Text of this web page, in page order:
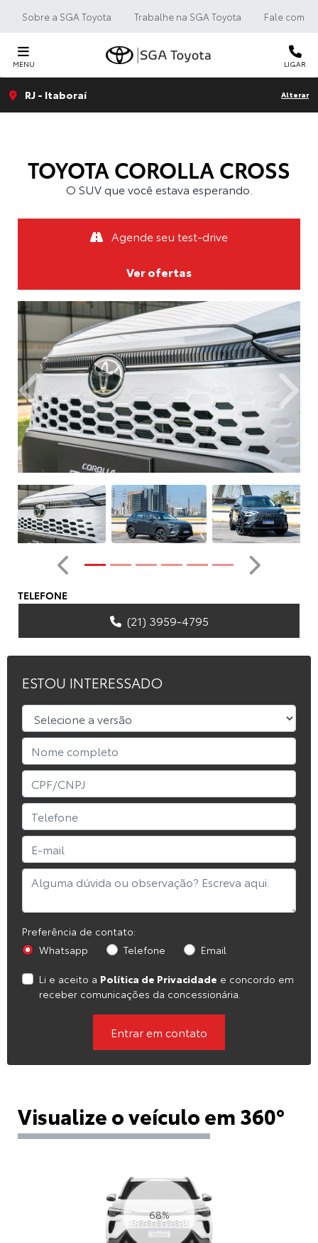
Sobre a SGA Toyota Trabalhe na SGA Toyota Fale com a
MENU LIGAR
RJ - Itaboraí Alterar
TOYOTACOROLLA CROSS
O SUV que você estava esperando.
Agende seu test-drive
Ver ofertas
ESTOU INTERESSADO
Preferência de contato:
Whatsapp
Telefone Email
Li e aceito a Política de Privacidade e concordo em
receber comunicações da concessionária.
Entrar em contato
Anterior
Anterior
Próximo
TELEFONE
(21) 3959-4795
Visualize o veículo em 360°
74%